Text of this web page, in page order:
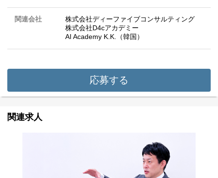
関連会社
株式会社ディーファイブコンサルティング
株式会社D4cアカデミー
AI Academy K.K.（韓国）
応募する
関連求人